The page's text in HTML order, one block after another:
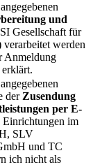
und
Gesellschaft für
werden
Anmeldung
der Zusendung
per E-
Einrichtungen im
SLV
und TC
ich nicht als